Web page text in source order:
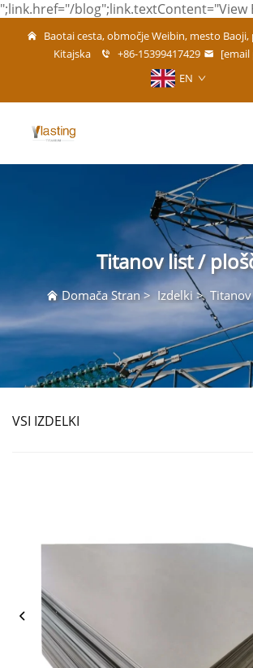
";link.href="/blog";link.textContent="View
Baotai cesta, območje Weibin, mesto
Kitajska
+86-15399417429
EN
Titanov list /
Domača Stran> Izdelki >
VSI IZDELKI